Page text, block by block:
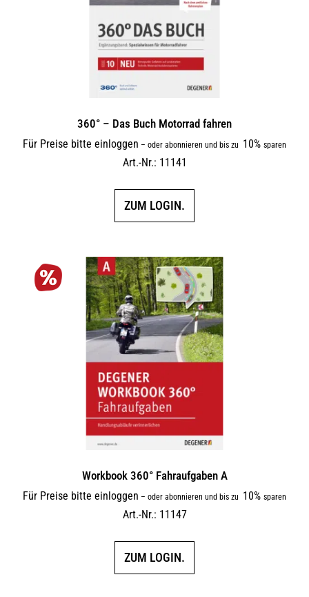
360° – Das Buch Motorrad fahren
Für Preise bitte einloggen – oder abonnieren und bis zu 10% sparen
Art.-Nr.: 11141
ZUM LOGIN.
Workbook 360° Fahraufgaben A
Für Preise bitte einloggen – oder abonnieren und bis zu 10% sparen
Art.-Nr.: 11147
ZUM LOGIN.